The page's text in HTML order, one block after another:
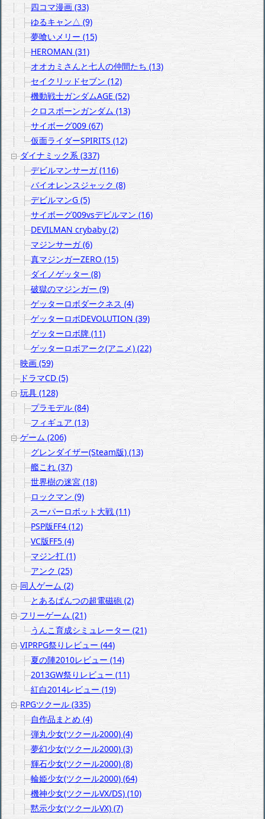
四コマ漫画 (33)
ゆるキャン△ (9)
夢喰いメリー (15)
HEROMAN (31)
オオカミさんと七人の仲間たち (13)
セイクリッドセブン (12)
機動戦士ガンダムAGE (52)
クロスボーンガンダム (13)
サイボーグ009 (67)
仮面ライダーSPIRITS (12)
ダイナミック系 (337)
デビルマンサーガ (116)
バイオレンスジャック (8)
デビルマンG (5)
サイボーグ009vsデビルマン (16)
DEVILMAN crybaby (2)
マジンサーガ (6)
真マジンガーZERO (15)
ダイノゲッター (8)
破獄のマジンガー (9)
ゲッターロボダークネス (4)
ゲッターロボDEVOLUTION (39)
ゲッターロボ牌 (11)
ゲッターロボアーク(アニメ) (22)
映画 (59)
ドラマCD (5)
玩具 (128)
プラモデル (84)
フィギュア (13)
ゲーム (206)
グレンダイザー(Steam版) (13)
艦これ (37)
世界樹の迷宮 (18)
ロックマン (9)
スーパーロボット大戦 (11)
PSP版FF4 (12)
VC版FF5 (4)
マジン打 (1)
アンク (25)
同人ゲーム (2)
とあるぱんつの超電磁砲 (2)
フリーゲーム (21)
うんこ育成シミュレーター (21)
VIPRPG祭りレビュー (44)
夏の陣2010レビュー (14)
2013GW祭りレビュー (11)
紅白2014レビュー (19)
RPGツクール (335)
自作品まとめ (4)
弾丸少女(ツクール2000) (4)
夢幻少女(ツクール2000) (3)
輝石少女(ツクール2000) (8)
輪姫少女(ツクール2000) (64)
機神少女(ツクールVX/DS) (10)
黙示少女(ツクールVX) (7)